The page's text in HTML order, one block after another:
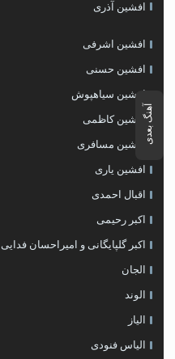
آهنگ بعدی
افشین آذری
افشین اشرفی
افشین حسنی
افشین سیاهپوش
افشین کاظمی
افشین مسافری
افشین یاری
اقبال احمدی
اکبر رحیمی
اکبر گلپایگانی و امیراحسان فدایی
الجان
الوند
الیاز
الیاس فنودی